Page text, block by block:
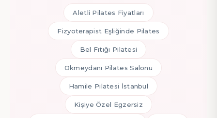
Aletli Pilates Fiyatları
Fizyoterapist Eşliğinde Pilates
Bel Fıtığı Pilatesi
Okmeydanı Pilates Salonu
Hamile Pilatesi İstanbul
Kişiye Özel Egzersiz